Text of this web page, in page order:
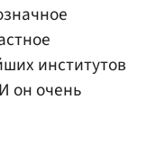
институтов
он очень